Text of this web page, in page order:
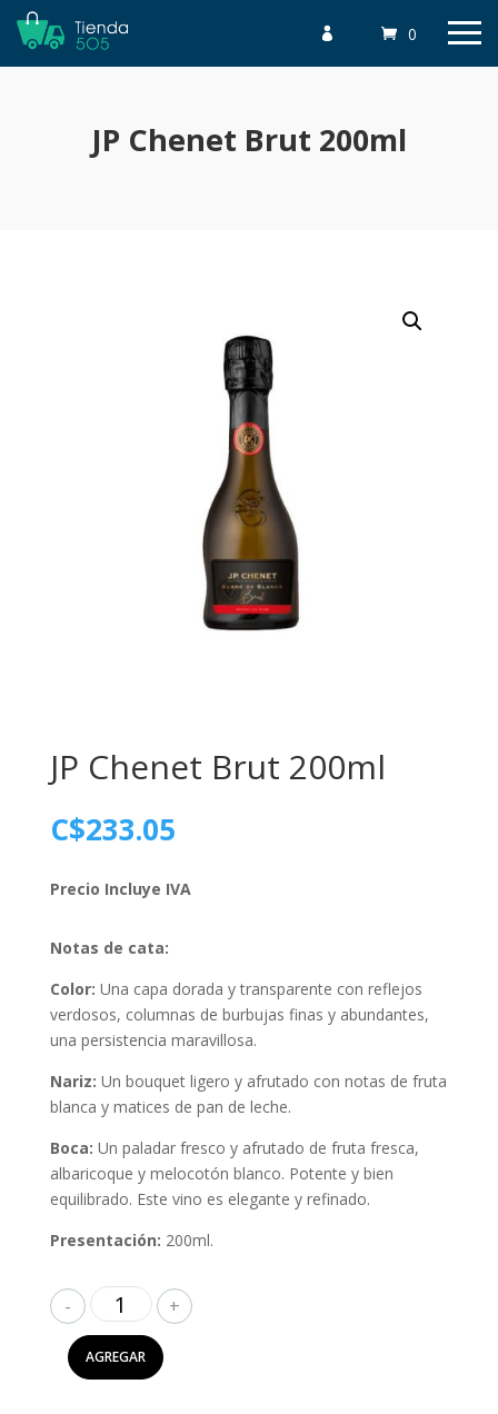
 0
JP Chenet Brut 200ml
JP Chenet Brut 200ml
C$233.05
Precio Incluye IVA
Notas de cata:
Color: Una capa dorada y transparente con reflejos
verdosos, columnas de burbujas finas y abundantes,
una persistencia maravillosa.
Nariz: Un bouquet ligero y afrutado con notas de fruta
blanca y matices de pan de leche.
Boca: Un paladar fresco y afrutado de fruta fresca,
albaricoque y melocotón blanco. Potente y bien
equilibrado. Este vino es elegante y refinado.
Presentación: 200ml.
JP
Chenet
Brut
200ml
AGREGAR